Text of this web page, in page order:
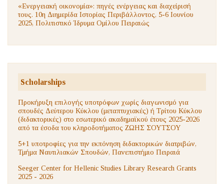
«Ενεργειακή οικονομία»: πηγές ενέργειας και διαχείρισή
τους. 10η Διημερίδα Ιστορίας Περιβάλλοντος, 5-6 Ιουνίου
2025, Πολιτιστικό Ίδρυμα Ομίλου Πειραιώς
Scholarships
Προκήρυξη επιλογής υποτρόφων χωρίς διαγωνισμό για
σπουδές Δεύτερου Κύκλου (μεταπτυχιακές) ή Τρίτου Κύκλου
(διδακτορικές) στο εσωτερικό ακαδημαϊκού έτους 2025-2026
από τα έσοδα του κληροδοτήματος ΖΩΗΣ ΣΟΥΤΣΟΥ
5+1 υποτροφίες για την εκπόνηση διδακτορικών διατριβών,
Τμήμα Ναυτιλιακών Σπουδών, Πανεπιστήμιο Πειραιά
Seeger Center for Hellenic Studies Library Research Grants
2025 - 2026